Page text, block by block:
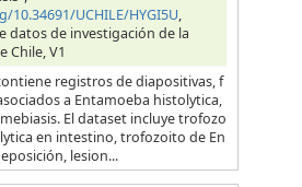
UCHILE/HYGI5U,
datos de investigación de la
Chile, V1
registros de diapositivas, f
a Entamoeba histolytica,
El dataset incluye trofozo
en intestino, trofozoito de En
lesion...